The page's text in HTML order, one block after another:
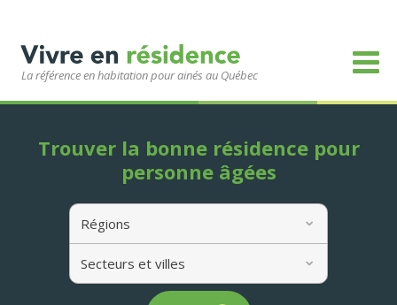
La référence en habitation pour ainés au Québec
Régions
Secteurs et villes
Trouver la bonne résidence pour
personne âgées